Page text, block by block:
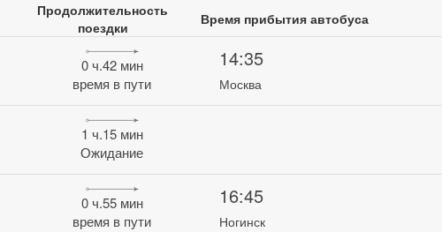
Продолжительность
поездки
Время прибытия автобуса
0 ч.42 мин
время в пути
14:35
Москва
1 ч.15 мин
Ожидание
0 ч.55 мин
время в пути
16:45
Ногинск